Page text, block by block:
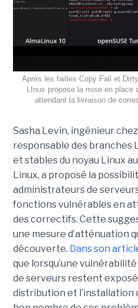
Après les failles Copy Fail et
LInux propose la mise en
attendant la livraison de
Sasha Levin, ingénieur
responsable des branches
et stables du noyau Linux
Linux, a proposé la
administrateurs de
fonctions vulnérables en
des correctifs. Cette
une mesure d’atténuation
découverte. Dans son
que lorsqu’une
de serveurs restent
distribution et l’installation